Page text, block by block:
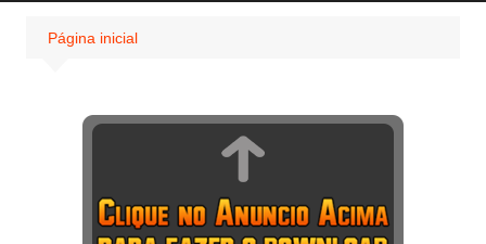
Página inicial